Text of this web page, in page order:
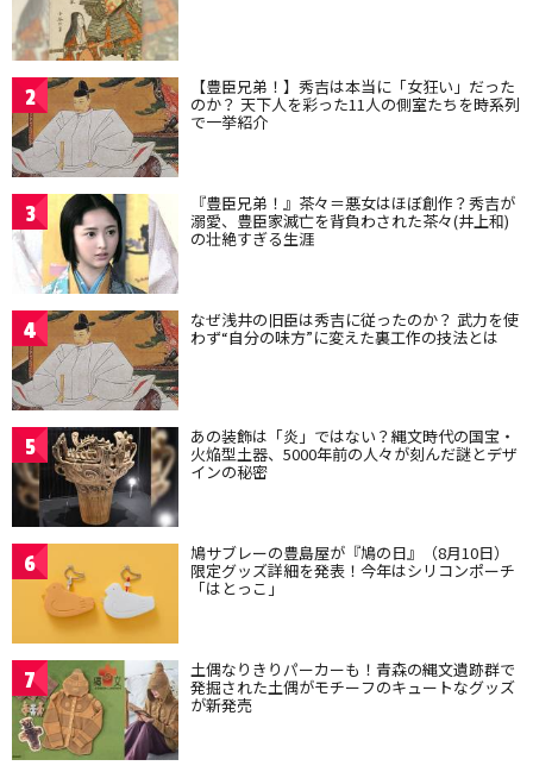
2 【豊臣兄弟！】秀吉は本当に「女狂い」だった
のか？ 天下人を彩った11人の側室たちを時系列
で一挙紹介
3 『豊臣兄弟！』茶々＝悪女はほぼ創作？秀吉が
溺愛、豊臣家滅亡を背負わされた茶々(井上和)
の壮絶すぎる生涯
4 なぜ浅井の旧臣は秀吉に従ったのか？ 武力を使
わず“自分の味方”に変えた裏工作の技法とは
5 あの装飾は「炎」ではない？縄文時代の国宝・
火焔型土器、5000年前の人々が刻んだ謎とデザ
インの秘密
6 鳩サブレーの豊島屋が『鳩の日』（8月10日）
限定グッズ詳細を発表！今年はシリコンポーチ
「はとっこ」
7 土偶なりきりパーカーも！青森の縄文遺跡群で
発掘された土偶がモチーフのキュートなグッズ
が新発売